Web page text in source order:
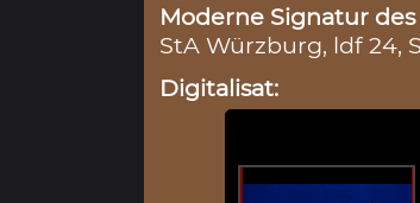
Moderne Signatur
StA Würzburg, ldf 24,
Digitalisat: